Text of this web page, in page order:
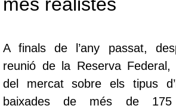
A finals de l’any passat,
reunió de la Reserva Federal,
del mercat sobre els tipus
baixades de més de 175